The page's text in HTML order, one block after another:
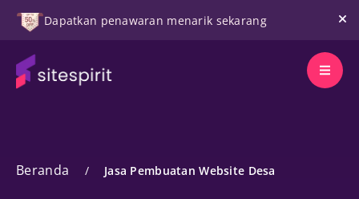
Dapatkan penawaran menarik sekarang
Beranda / Jasa Pembuatan Website Desa